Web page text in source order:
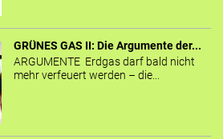
GRÜNES GAS II: Die Argumente der...
ARGUMENTE Erdgas darf bald nicht
mehr verfeuert werden – die...